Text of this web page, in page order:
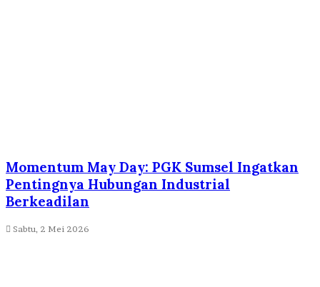
Momentum May Day: PGK Sumsel Ingatkan
Pentingnya Hubungan Industrial
Berkeadilan
Sabtu, 2 Mei 2026